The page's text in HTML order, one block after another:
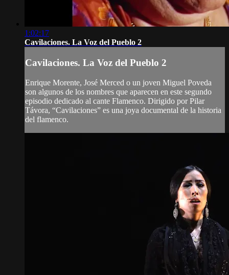
1:02:17
Cavilaciones. La Voz del Pueblo 2
Cavilaciones. La Voz del Pueblo 2
Enrique Morente, José Merced o un joven Miguel Poveda
son algunos de los nombres que aparecen en este segundo
episodio dedicado al cante Flamenco. Dirigido por Pilar
Távora, “Cavilaciones” es una joya documental de la historia
del flamenco.